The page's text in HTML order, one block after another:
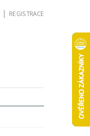
| REGISTRACE